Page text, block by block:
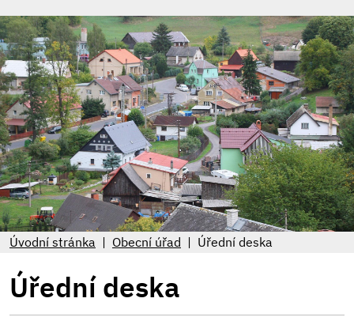
Úvodní stránka Obecní úřad Úřední deska
Úřední deska